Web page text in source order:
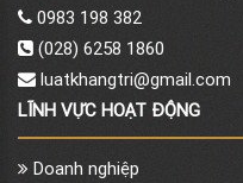
0983 198 382
(028) 6258 1860
luatkhangtri@gmail.com
LĨNH VỰC HOẠT ĐỘNG
Doanh nghiệp